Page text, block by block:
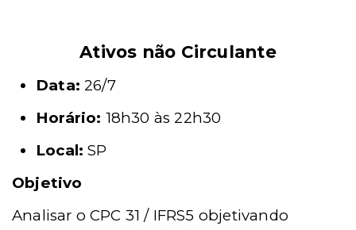
Ativos não Circulante
Data: 26/7
Horário: 18h30 às 22h30
Local: SP
Objetivo
Analisar o CPC 31 / IFRS5 objetivando